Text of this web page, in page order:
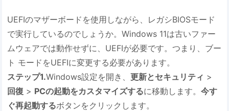
UEFIのマザーボードを使用しながら、レガシBIOSモード
で実行しているのでしょうか。Windows 11は古いファー
ムウェアでは動作せずに、UEFIが必要です。つまり、ブー
ト モードをUEFIに変更する必要があります。
ステップ1.Windows設定を開き、更新とセキュリティ >
回復 > PCの起動をカスタマイズするに移動します。今す
ぐ再起動するボタンをクリックします。